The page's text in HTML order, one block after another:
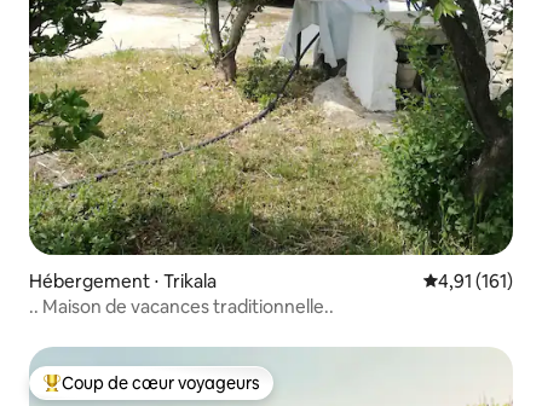
Hébergement ⋅ Trikala Évaluation
4,91 (161)
.. Maison de vacances traditionnelle..
Coups de cœur voyageurs les plus appréciés
Coup de cœur voyageurs